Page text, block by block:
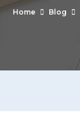
Home Blog